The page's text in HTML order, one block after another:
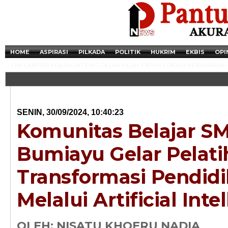
HOME ASPIRASI PILKADA POLITIK HUKRIM EKBIS
Newsticker -
Razia Transaksi
SENIN, 30/09/2024, 10:40:23
Komunitas Belajar
Bumiayu Gelar
Transformasi
Melalui Artificial